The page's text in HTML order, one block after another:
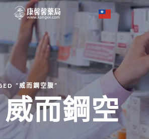
"威而鋼空腹"
而鋼空